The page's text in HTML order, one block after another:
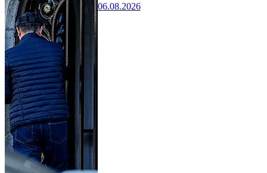
06.08.2026